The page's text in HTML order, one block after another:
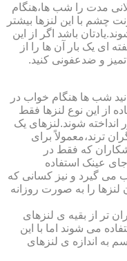
مدت را شب ها،هنگام
چشم با این لنزها بیشتر
باشد اگر از این
ای یک بار آن ها را از
و ضدعفونی کنید.
شب ها هنگام خواب در
از این نوع لنزها فقط
شوند.لنزهای یک
ترند،معمولاً برای
که فقط در
عینک استفاده
می گیرد و نیز کسانی که
را به صورت روزانه
تر از بقیه ی لنزهای
می شوند اما با این
به اندازه ی لنزهای